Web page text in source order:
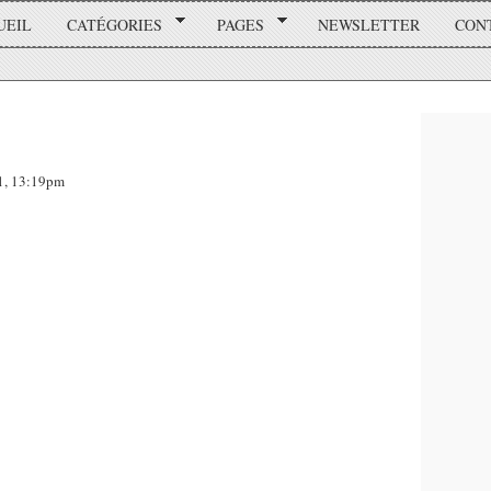
CATÉGORIES PAGES NEWSLETTER
13:19pm